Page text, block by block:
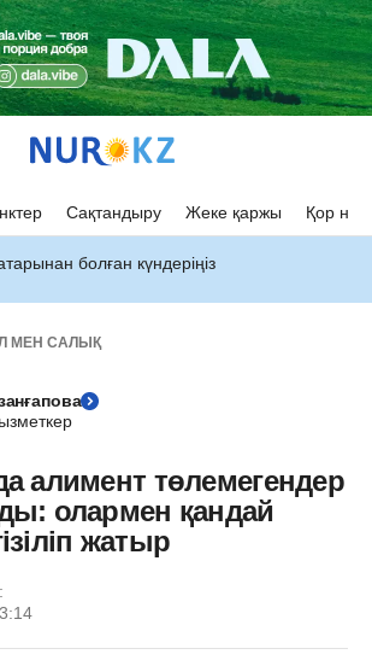
Сақтандыру Жеке қаржы Қор
болған күндеріңіз
МЕН САЛЫҚ
алимент төлемегендер
олармен қандай
жатыр